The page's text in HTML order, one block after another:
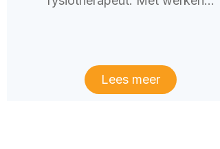
Lees meer